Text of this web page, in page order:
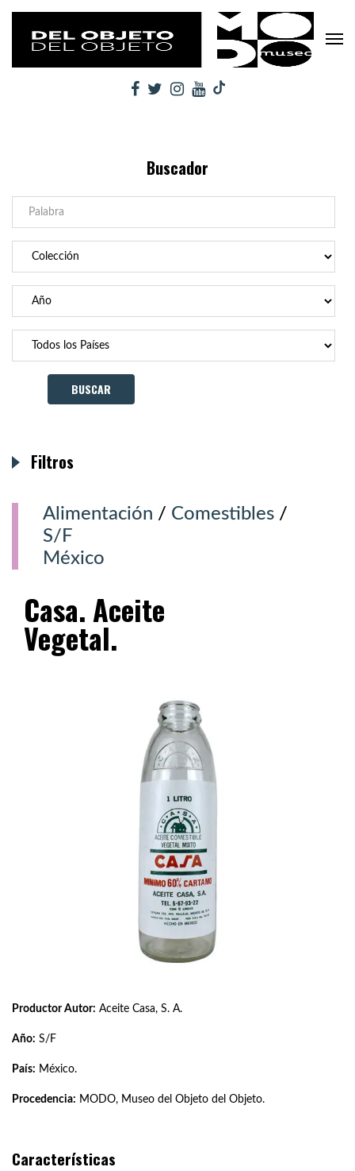
Buscador
Alimentación / Comestibles /
S/F
México
Casa. Aceite
Vegetal.
Productor Autor: Aceite Casa, S. A.
Año: S/F
País: México.
Procedencia: MODO, Museo del Objeto del Objeto.
Características
Filtros